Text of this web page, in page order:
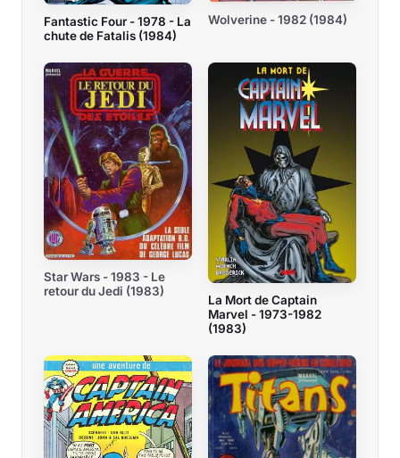
Fantastic Four - 1978 - La
chute de Fatalis (1984)
Wolverine - 1982 (1984)
Star Wars - 1983 - Le
retour du Jedi (1983)
La Mort de Captain
Marvel - 1973-1982
(1983)